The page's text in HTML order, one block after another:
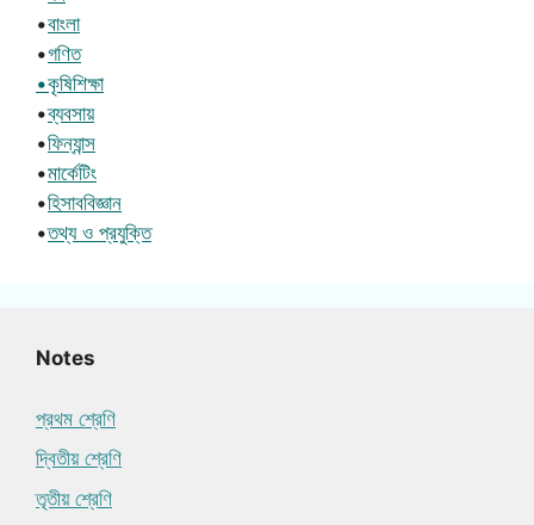
•বাংলা
•গণিত
•কৃষিশিক্ষা
•ব্যবসায়
•ফিন্যান্স
•মার্কেটিং
•হিসাববিজ্ঞান
•তথ্য ও প্রযুক্তি
Notes
প্রথম শ্রেণি
দ্বিতীয় শ্রেণি
তৃতীয় শ্রেণি